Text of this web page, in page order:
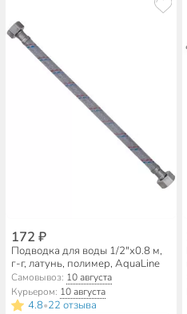
172 ₽
Подводка для воды 1/2"х0.8 м,
г-г, латунь, полимер, AquaLine
Самовывоз: 10 августа
Курьером: 10 августа
4.8•22 отзыва